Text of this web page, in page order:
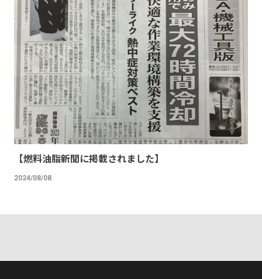
【燃料油脂新聞に掲載されました】
2024/08/08